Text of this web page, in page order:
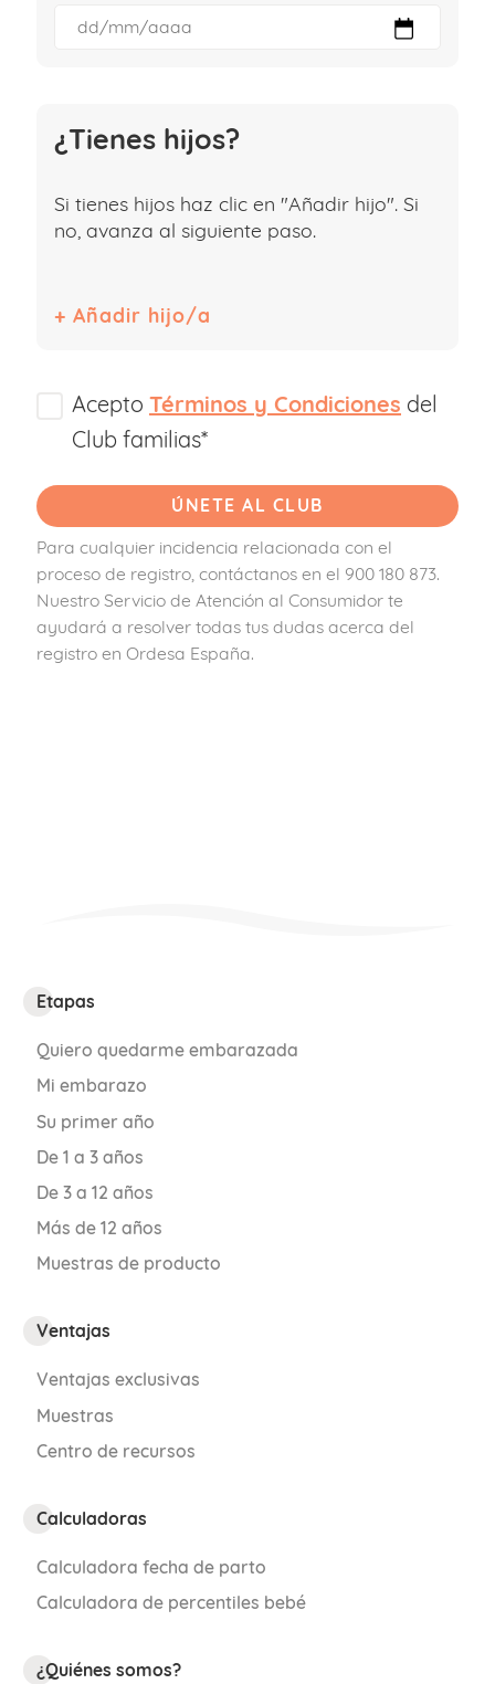
¿Tienes hijos?
Si tienes hijos haz clic en "Añadir hijo". Si
no, avanza al siguiente paso.
Acepto Términos y Condiciones del
Club familias*
Para cualquier incidencia relacionada con el
proceso de registro, contáctanos en el 900 180 873.
Nuestro Servicio de Atención al Consumidor te
ayudará a resolver todas tus dudas acerca del
registro en Ordesa España.
Etapas
Quiero quedarme embarazada
Mi embarazo
Su primer año
De 1 a 3 años
De 3 a 12 años
Más de 12 años
Muestras de producto
Ventajas
Ventajas exclusivas
Muestras
Centro de recursos
Calculadoras
Calculadora fecha de parto
Calculadora de percentiles bebé
¿Quiénes somos?